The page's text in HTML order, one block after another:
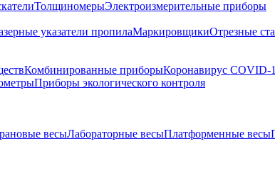
ТолщиномерыЭлектроизмерительные приборы
указатели пропилаМаркировщикиОтрезные
Комбинированные приборыКоронавирус COVID-
Приборы экологического контроля
весыЛабораторные весыПлатформенные весы